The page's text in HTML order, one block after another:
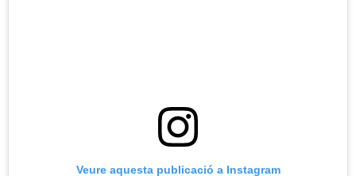
Veure aquesta publicació a Instagram